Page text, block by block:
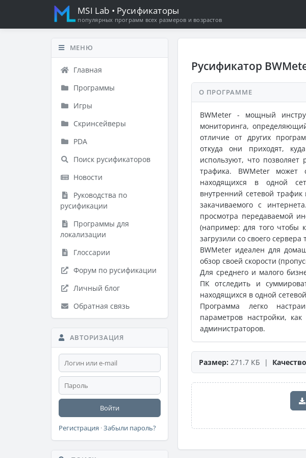
MSI Lab • Русификаторы
популярных программ всех размеров и возрастов
МЕНЮ
Главная
Программы
Игры
Скринсейверы
PDA
Поиск русификаторов
Новости
Руководства по
русификации
Программы для
локализации
Глоссарии
Форум по русификации
Личный блог
Обратная связь
АВТОРИЗАЦИЯ
Войти
Регистрация ·Забыли пароль?
Русификатор
О ПРОГРАММЕ
BWMeter - мощный
мониторинга,
отличие от других
откуда они приходят,
используют, что
трафика. BWMeter может
находящихся в одной
внутренний сетевой
закачиваемого с
просмотра передаваемой
(например: для того чтобы
загрузили со своего
BWMeter идеален для
обзор своей скорости
Для среднего и малого
ПК отследить и
находящихся в одной
Программа легко
параметров настройки,
администраторов.
Размер: 271.7 КБ |